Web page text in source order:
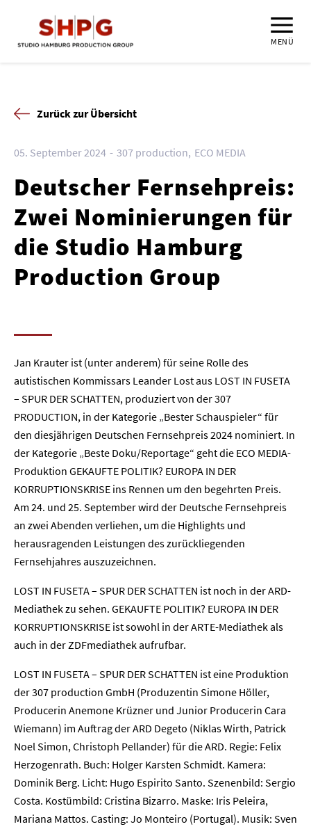
MENÜ
Zurück zur Übersicht
05. September 2024 307 production ECO MEDIA
Deutscher Fernsehpreis:
Zwei Nominierungen für
die Studio Hamburg
Production Group
Jan Krauter ist (unter anderem) für seine Rolle des
autistischen Kommissars Leander Lost aus LOST IN FUSETA
– SPUR DER SCHATTEN, produziert von der 307
PRODUCTION, in der Kategorie „Bester Schauspieler“ für
den diesjährigen Deutschen Fernsehpreis 2024 nominiert. In
der Kategorie „Beste Doku/Reportage“ geht die ECO MEDIA-
Produktion GEKAUFTE POLITIK? EUROPA IN DER
KORRUPTIONSKRISE ins Rennen um den begehrten Preis.
Am 24. und 25. September wird der Deutsche Fernsehpreis
an zwei Abenden verliehen, um die Highlights und
herausragenden Leistungen des zurückliegenden
Fernsehjahres auszuzeichnen.
LOST IN FUSETA – SPUR DER SCHATTEN ist noch in der ARD-
Mediathek zu sehen. GEKAUFTE POLITIK? EUROPA IN DER
KORRUPTIONSKRISE ist sowohl in der ARTE-Mediathek als
auch in der ZDFmediathek aufrufbar.
LOST IN FUSETA – SPUR DER SCHATTEN ist eine Produktion
der 307 production GmbH (Produzentin Simone Höller,
Producerin Anemone Krüzner und Junior Producerin Cara
Wiemann) im Auftrag der ARD Degeto (Niklas Wirth, Patrick
Noel Simon, Christoph Pellander) für die ARD. Regie: Felix
Herzogenrath. Buch: Holger Karsten Schmidt. Kamera:
Dominik Berg. Licht: Hugo Espirito Santo. Szenenbild: Sergio
Costa. Kostümbild: Cristina Bizarro. Maske: Iris Peleira,
Mariana Mattos. Casting: Jo Monteiro (Portugal). Musik: Sven